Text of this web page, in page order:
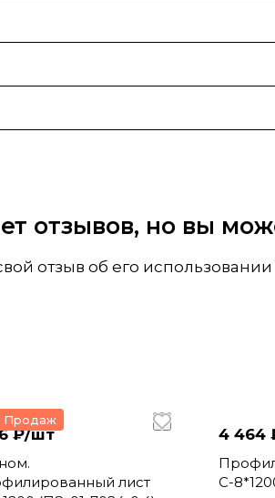
отзывов, но вы
отзыв об его использовании
Продаж
₽/шт
лист
4 464
С-